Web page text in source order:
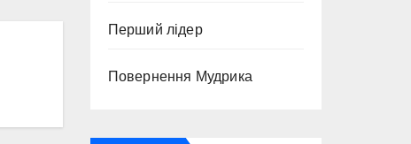
Перший лідер
Повернення Мудрика